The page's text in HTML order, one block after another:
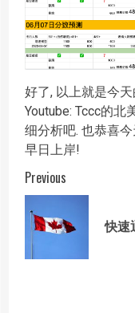
好了, 以上就是今
Youtube: Tccc的北
细分析吧. 也恭喜
早日上岸!
Post
navigation
Previous
快速